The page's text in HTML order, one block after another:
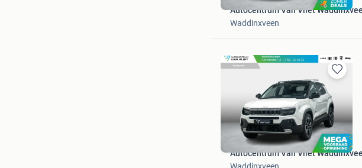
Autocentrum Van Vliet
Waddinxveen
Bewaren
in
Mijn
Favorieten
Autocentrum Van Vliet
Waddinxveen